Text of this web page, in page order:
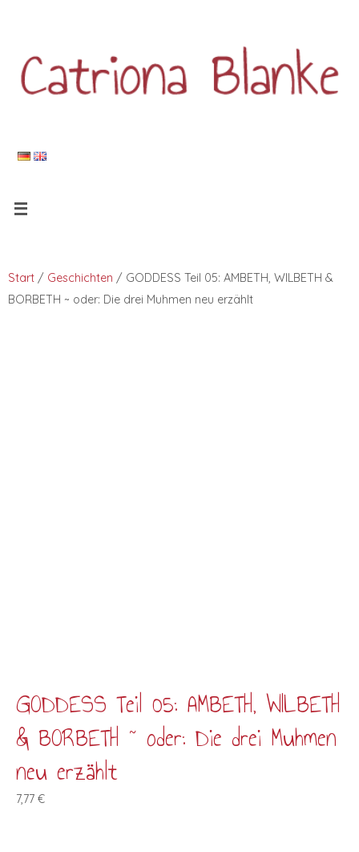
Start / Geschichten / GODDESS Teil 05: AMBETH, WILBETH &
BORBETH ~ oder: Die drei Muhmen neu erzählt
GODDESS Teil 05: AMBETH, WILBETH
& BORBETH ~ oder: Die drei Muhmen
neu erzählt
7,77 €